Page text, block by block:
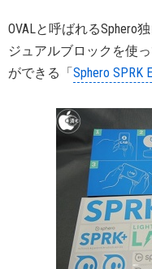
OVALと呼ばれるSphero
ジュアルブロックを使
ができる「Sphero SPRK